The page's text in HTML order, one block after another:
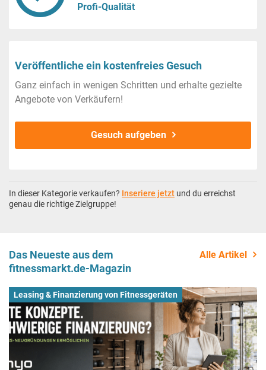
Profi-Qualität
Veröffentliche ein kostenfreies Gesuch
Ganz einfach in wenigen Schritten und erhalte gezielte
Angebote von Verkäufern!
Gesuch aufgeben
In dieser Kategorie verkaufen? Inseriere jetzt und du erreichst
genau die richtige Zielgruppe!
Das Neueste aus dem
fitnessmarkt.de-Magazin
Alle Artikel
Leasing & Finanzierung von Fitnessgeräten